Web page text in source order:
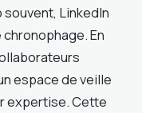
LinkedIn
En
espace de veille
expertise. Cette